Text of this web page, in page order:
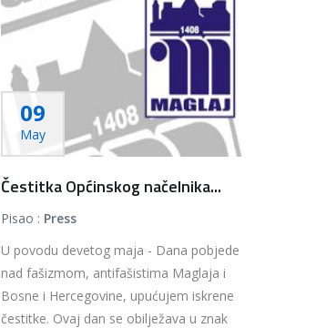
09
May
Čestitka Općinskog načelnika...
Pisao : Press
U povodu devetog maja - Dana pobjede
nad fašizmom, antifašistima Maglaja i
Bosne i Hercegovine, upućujem iskrene
čestitke. Ovaj dan se obilježava u znak